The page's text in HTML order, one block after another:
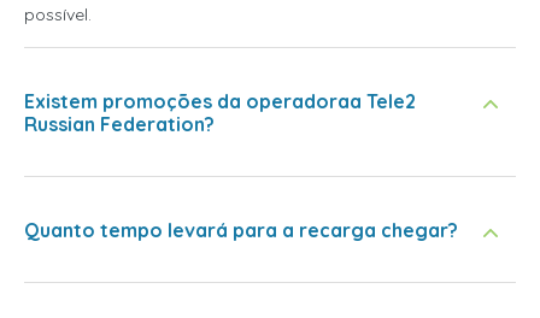
possível.
Existem promoções da operadoraa Tele2
Russian Federation?
Quanto tempo levará para a recarga chegar?